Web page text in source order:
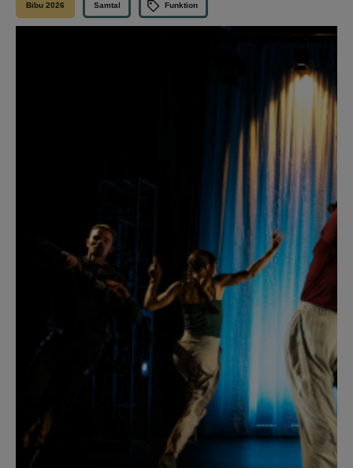
Bibu 2026 Samtal Funktion